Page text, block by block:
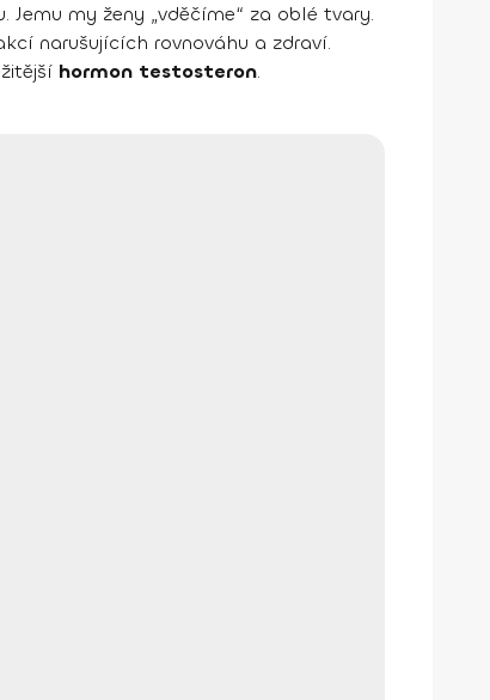
my ženy „vděčíme“ za oblé tvary.
narušujících rovnováhu a zdraví.
hormon testosteron.